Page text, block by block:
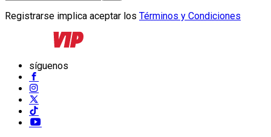
Registrarse implica aceptar los Términos y Condiciones
síguenos